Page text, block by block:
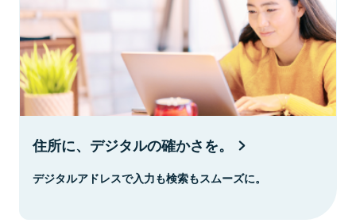
住所に、デジタルの確かさを。
デジタルアドレスで入力も検索もスムーズに。